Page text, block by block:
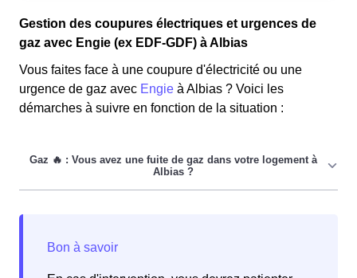
Gestion des coupures électriques et urgences de
gaz avec Engie (ex EDF-GDF) à Albias
Vous faites face à une coupure d'électricité ou une
urgence de gaz avec Engie à Albias ? Voici les
démarches à suivre en fonction de la situation :
Si vous faites face à une fuite de gaz dans votre
suivantes : Étape 1 :